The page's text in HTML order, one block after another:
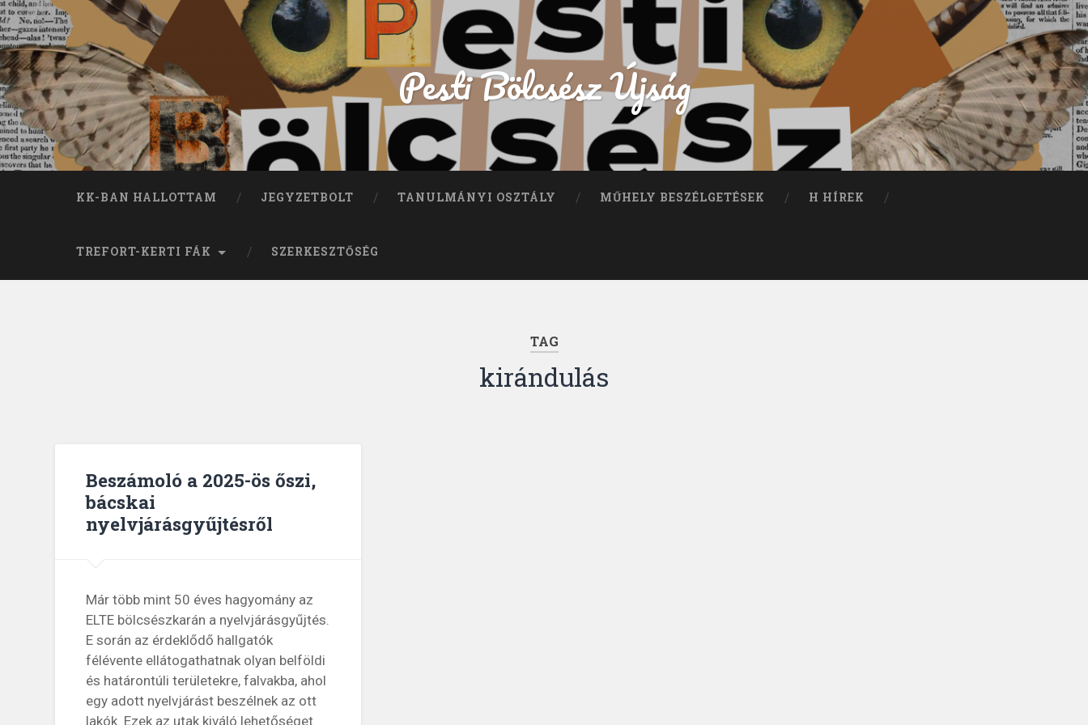
Pesti Bölcsész Újság
KK-BAN HALLOTTAM JEGYZETBOLT TANULMÁNYI OSZTÁLY MŰHELY BESZÉLGETÉSEK H HÍREK
TREFORT-KERTI FÁK SZERKESZTŐSÉG
TAG
kirándulás
Beszámoló a 2025-ös őszi,
bácskai
nyelvjárásgyűjtésről
Már több mint 50 éves hagyomány az
ELTE bölcsészkarán a nyelvjárásgyűjtés.
E során az érdeklődő hallgatók
félévente ellátogathatnak olyan belföldi
és határontúli területekre, falvakba, ahol
egy adott nyelvjárást beszélnek az ott
lakók. Ezek az utak kiváló lehetőséget